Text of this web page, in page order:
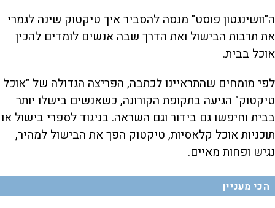
ה"וושינגטון פוסט" מנסה להסביר איך טיקטוק שינה לגמרי
את תרבות הבישול ואת הדרך שבה אנשים לומדים להכין
אוכל בבית.
לפי מומחים שהתראיינו לכתבה, הפריצה הגדולה של "אוכל
טיקטוק" הגיעה בתקופת הקורונה, כשאנשים בישלו יותר
בבית וחיפשו גם בידור וגם השראה. בניגוד לספרי בישול או
תוכניות אוכל קלאסיות, טיקטוק הפך את הבישול למהיר,
נגיש ופחות מאיים.
הכי מעניין